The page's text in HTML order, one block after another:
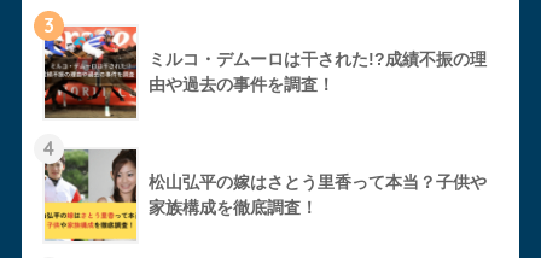
3
ミルコ・デムーロは干された!?成績不振の理
由や過去の事件を調査！
4
松山弘平の嫁はさとう里香って本当？子供や
家族構成を徹底調査！